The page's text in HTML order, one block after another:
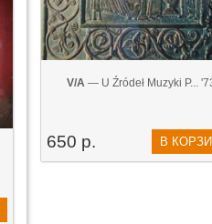
V/A — U Źródeł Muzyki P...
650 р. В